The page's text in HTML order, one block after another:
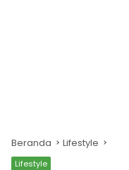
Beranda Lifestyle
Lifestyle